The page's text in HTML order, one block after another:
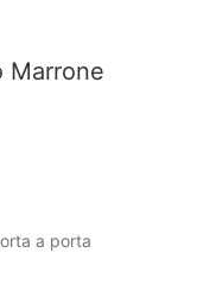
Marrone
a porta